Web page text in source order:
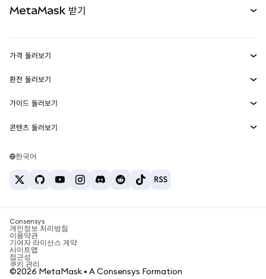
실물자산
MetaMask Connect
Snaps
웹3 서비스
MetaMask 받기
보안
고객 지원
채용
가격 둘러보기
이더리움 가격
솔라나 가격
테더 가격
환전 둘러보기
ETH를 USD로 환전
USDT를 INR로 환전
BTC를 INR로 환전
ETH를 USDT로 환전
가이드 둘러보기
ETH 매수
USDT 매수
SHIB 매수
BNB 매수
콘텐츠 둘러보기
솔라나 지갑
암호화폐 세금 뉴스
암호화폐 매수 방법
비트코인 매도 방법
한국어
Consensys
개인정보 처리방침
이용약관
기여자 라이선스 계약
사이트맵
접근성
쿠키 관리
©2026 MetaMask • A Consensys Formation